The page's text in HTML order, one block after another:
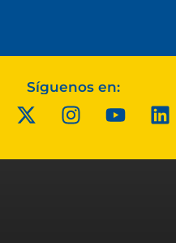
Síguenos en: